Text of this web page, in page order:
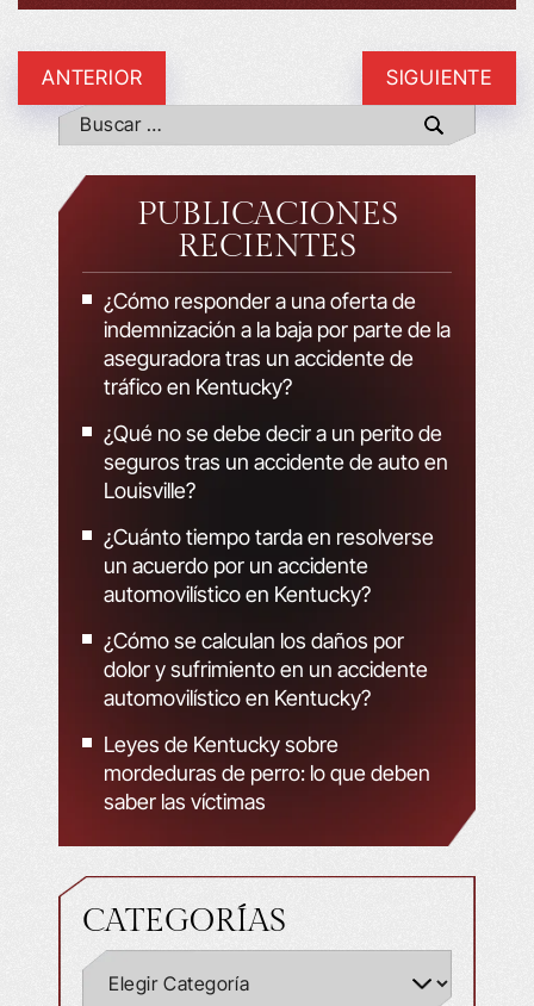
ANTERIOR SIGUIENTE
PUBLICACIONES
RECIENTES
¿Cómo responder a una oferta de
indemnización a la baja por parte de la
aseguradora tras un accidente de
tráfico en Kentucky?
¿Qué no se debe decir a un perito de
seguros tras un accidente de auto en
Louisville?
¿Cuánto tiempo tarda en resolverse
un acuerdo por un accidente
automovilístico en Kentucky?
¿Cómo se calculan los daños por
dolor y sufrimiento en un accidente
automovilístico en Kentucky?
Leyes de Kentucky sobre
mordeduras de perro: lo que deben
saber las víctimas
CATEGORÍAS